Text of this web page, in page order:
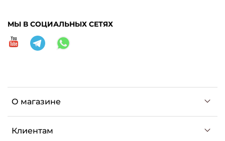
О магазине
Клиентам
МЫ В СОЦИАЛЬНЫХ СЕТЯХ